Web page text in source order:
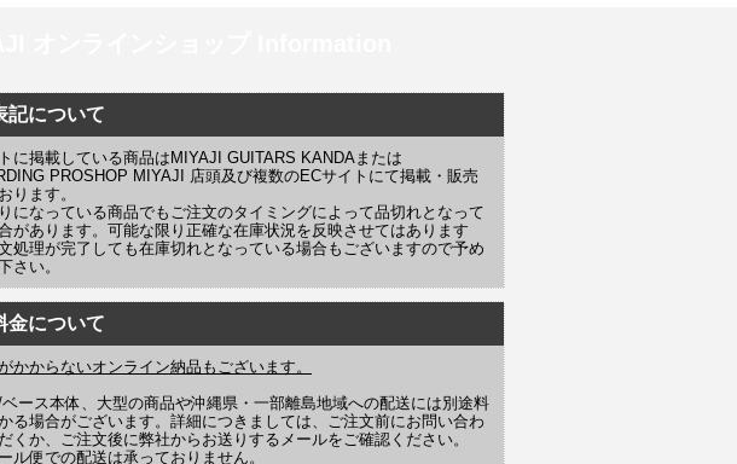
記について
に掲載している商品はMIYAJI GUITARS KANDAまたは
PROSHOP MIYAJI 店頭及び複数のECサイトにて掲載・販売
ります。
になっている商品でもご注文のタイミングによって品切れとなって
があります。可能な限り正確な在庫状況を反映させてはあります
処理が完了しても在庫切れとなっている場合もございますので予め
さい。
金について
かからないオンライン納品もございます。
ース本体、大型の商品や沖縄県・一部離島地域への配送には別途料
る場合がございます。詳細につきましては、ご注文前にお問い合わ
くか、ご注文後に弊社からお送りするメールをご確認ください。
ル便での配送は承っておりません。